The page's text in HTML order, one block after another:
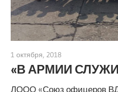
1 октября, 2018
«В АРМИИ
ЛООО «Союз офицеров